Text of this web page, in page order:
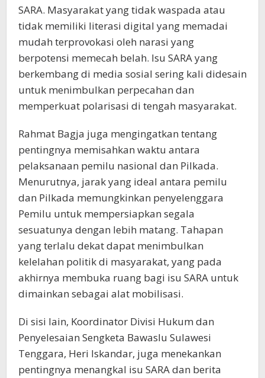
SARA. Masyarakat yang tidak waspada atau
tidak memiliki literasi digital yang memadai
mudah terprovokasi oleh narasi yang
berpotensi memecah belah. Isu SARA yang
berkembang di media sosial sering kali didesain
untuk menimbulkan perpecahan dan
memperkuat polarisasi di tengah masyarakat.
Rahmat Bagja juga mengingatkan tentang
pentingnya memisahkan waktu antara
pelaksanaan pemilu nasional dan Pilkada.
Menurutnya, jarak yang ideal antara pemilu
dan Pilkada memungkinkan penyelenggara
Pemilu untuk mempersiapkan segala
sesuatunya dengan lebih matang. Tahapan
yang terlalu dekat dapat menimbulkan
kelelahan politik di masyarakat, yang pada
akhirnya membuka ruang bagi isu SARA untuk
dimainkan sebagai alat mobilisasi.
Di sisi lain, Koordinator Divisi Hukum dan
Penyelesaian Sengketa Bawaslu Sulawesi
Tenggara, Heri Iskandar, juga menekankan
pentingnya menangkal isu SARA dan berita